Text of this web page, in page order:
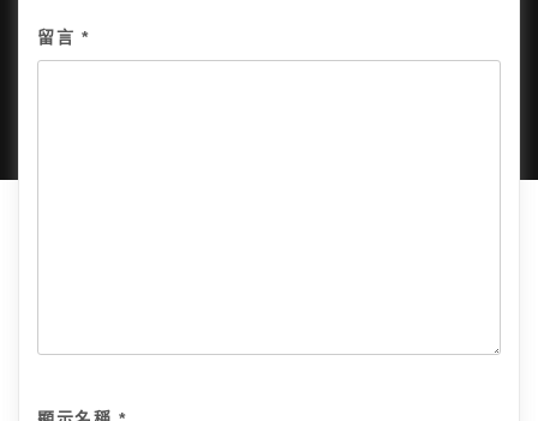
留言 *